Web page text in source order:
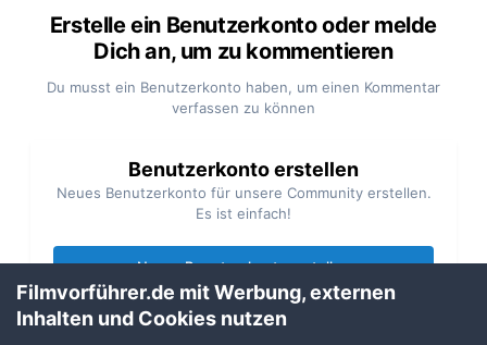
Erstelle ein Benutzerkonto oder melde
Dich an, um zu kommentieren
Du musst ein Benutzerkonto haben, um einen Kommentar
verfassen zu können
Benutzerkonto erstellen
Neues Benutzerkonto für unsere Community erstellen.
Es ist einfach!
Neues Benutzerkonto erstellen
Filmvorführer.de mit Werbung, externen
Inhalten und Cookies nutzen